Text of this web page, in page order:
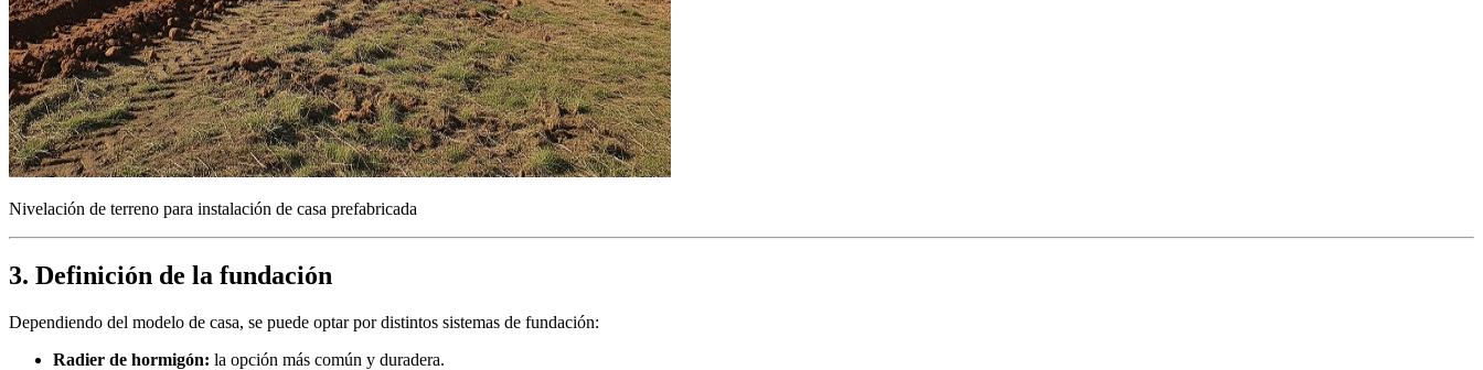
Nivelación de terreno para instalación de casa prefabricada
3. Definición de la fundación
Dependiendo del modelo de casa, se puede optar por distintos sistemas de fundación:
Radier de hormigón: la opción más común y duradera.